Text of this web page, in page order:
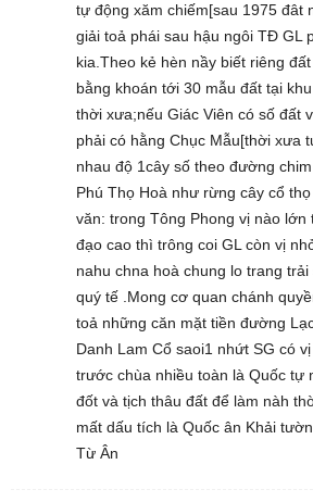
tự động xăm chiếm[sau 1975 đât
giải toả phái sau hậu ngôi TĐ GL
kia.Theo kẻ hèn nầy biết riêng
bằng khoán tới 30 mẫu đất tại
thời xưa;nếu Giác Viên có số đất
phải có hằng Chục Mẫu[thời xưa
nhau độ 1cây số theo đường
Phú Thọ Hoà như rừng cây cổ
văn: trong Tông Phong vị nào
đạo cao thì trông coi GL còn vị
nahu chna hoà chung lo trang
quý tế .Mong cơ quan chánh
toả những căn mặt tiền đường
Danh Lam Cổ saoi1 nhứt SG có
trước chùa nhiều toàn là Quốc tự
đốt và tịch thâu đất để làm nàh
mất dấu tích là Quốc ân Khải
Từ Ân